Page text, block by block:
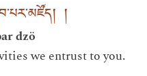
།
dzö
we entrust to you.